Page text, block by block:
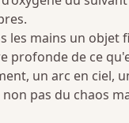
les mains un objet
profonde de ce
un arc en ciel,
pas du chaos